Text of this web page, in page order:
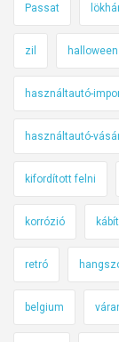
Passat
zil halloween
használtautó-
használtautó-
kifordított felni
korrózió
retró
belgium